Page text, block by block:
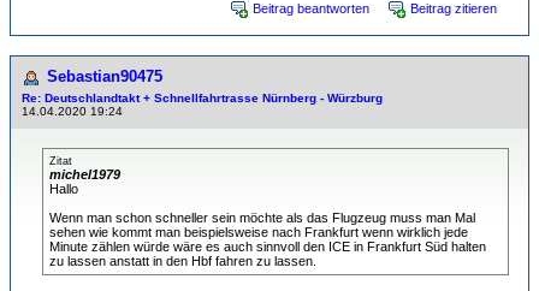
Beitrag beantworten Beitrag zitieren
Sebastian90475
Re: Deutschlandtakt + Schnellfahrtrasse Nürnberg - Würzburg
14.04.2020 19:24
Zitat
michel1979
Hallo
Wenn man schon schneller sein möchte als das Flugzeug muss man Mal
sehen wie kommt man beispielsweise nach Frankfurt wenn wirklich jede
Minute zählen würde wäre es auch sinnvoll den ICE in Frankfurt Süd halten
zu lassen anstatt in den Hbf fahren zu lassen.